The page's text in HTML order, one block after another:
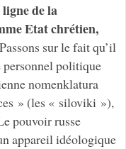
de la
Etat chrétien,
sur le fait qu’il
personnel politique
nomenklatura
» (les « siloviki »),
pouvoir russe
appareil idéologique